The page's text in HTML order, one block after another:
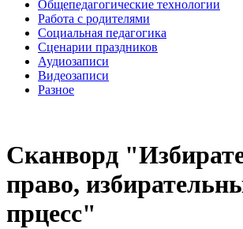
Общепедагогические технологии
Работа с родителями
Социальная педагогика
Сценарии праздников
Аудиозаписи
Видеозаписи
Разное
Сканворд
право,
прцесс"